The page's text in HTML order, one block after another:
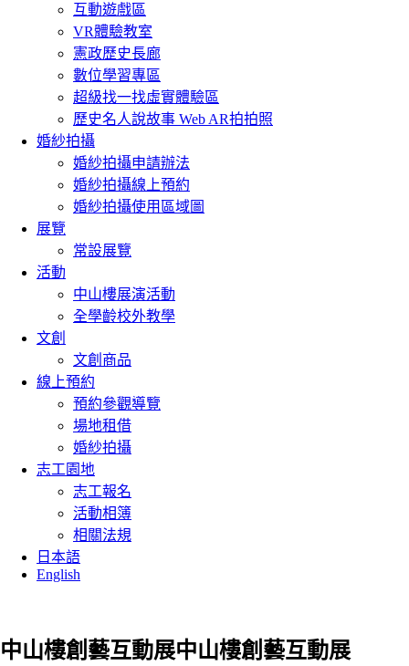
互動遊戲區
VR體驗教室
憲政歷史長廊
數位學習專區
超級找一找虛實體驗區
歷史名人說故事 Web AR拍拍照
婚紗拍攝
婚紗拍攝申請辦法
婚紗拍攝線上預約
婚紗拍攝使用區域圖
展覽
常設展覽
活動
中山樓展演活動
全學齡校外教學
文創
文創商品
線上預約
預約參觀導覽
場地租借
婚紗拍攝
志工園地
志工報名
活動相簿
相關法規
日本語
English
中山樓創藝互動展中山樓創藝互動展